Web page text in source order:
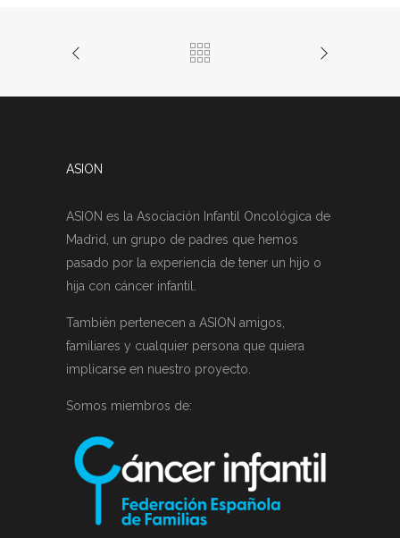
ASION
ASION es la Asociación Infantil Oncológica de
Madrid, un grupo de padres que hemos
pasado por la experiencia de tener un hijo o
hija con cáncer infantil.
También pertenecen a ASION amigos,
familiares y cualquier persona que quiera
implicarse en nuestro proyecto.
Somos miembros de: